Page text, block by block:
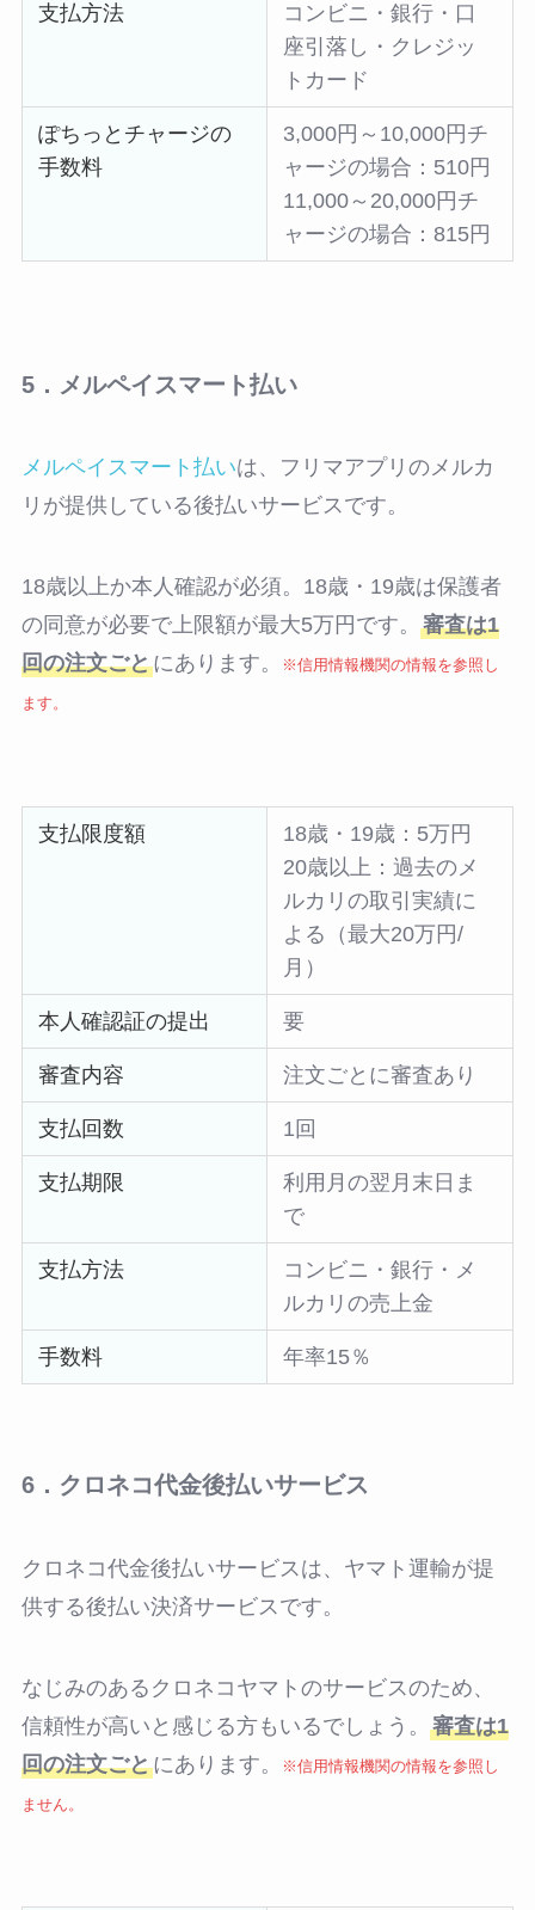
支払方法
コンビニ・銀行・口
座引落し・クレジッ
トカード
ぽちっとチャージの
手数料
3,000円～10,000円チ
ャージの場合：510円
11,000～20,000円チ
ャージの場合：815円
5．メルペイスマート払い
メルペイスマート払いは、フリマアプリのメルカ
リが提供している後払いサービスです。
18歳以上か本人確認が必須。18歳・19歳は保護者
の同意が必要で上限額が最大5万円です。 審査は1
回の注文ごとにあります。 ※信用情報機関の情報を参照し
ます。
支払限度額
18歳・19歳：5万円
20歳以上：過去のメ
ルカリの取引実績に
よる（最大20万円/
月）
本人確認証の提出 要
審査内容 注文ごとに審査あり
支払回数 1回
支払期限
利用月の翌月末日ま
で
支払方法
コンビニ・銀行・メ
ルカリの売上金
手数料 年率15％
6．クロネコ代金後払いサービス
クロネコ代金後払いサービスは、ヤマト運輸が提
供する後払い決済サービスです。
なじみのあるクロネコヤマトのサービスのため、
信頼性が高いと感じる方もいるでしょう。 審査は1
回の注文ごとにあります。 ※信用情報機関の情報を参照し
ません。